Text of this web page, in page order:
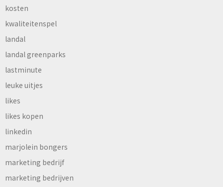
kosten
kwaliteitenspel
landal
landal greenparks
lastminute
leuke uitjes
likes
likes kopen
linkedin
marjolein bongers
marketing bedrijf
marketing bedrijven